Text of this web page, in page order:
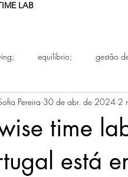
LAB
equilíbrio; gestão
pais Sem pressa
Artigo de opinião Gestão
time
está
Pereira 30 de abr. de 2024 2